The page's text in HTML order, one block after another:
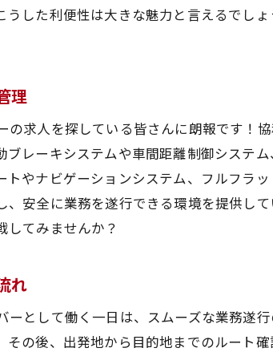
うした利便性は大きな魅力と言えるでし
理
の求人を探している皆さんに朗報です！
ブレーキシステムや車間距離制御システ
トやナビゲーションシステム、フルフラ
、安全に業務を遂行できる環境を提供し
してみませんか？
れ
ーとして働く一日は、スムーズな業務遂
その後、出発地から目的地までのルート